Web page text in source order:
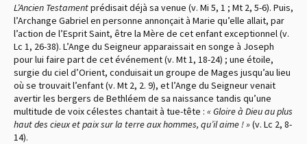
L’Ancien Testamentprédisait déjà sa venue (v. Mi 5, 1 ; Mt 2, 5-6). Puis,
l’Archange Gabriel en personne annonçait à Marie qu’elle allait, par
l’action de l’Esprit Saint, être la Mère de cet enfant exceptionnel (v.
Lc 1, 26-38). L’Ange du Seigneur apparaissait en songe à Joseph
pour lui faire part de cet événement(v. Mt 1, 18-24) ; une étoile,
surgie du ciel d’Orient, conduisait un groupe de Mages jusqu’au lieu
où se trouvait l’enfant(v. Mt 2, 2. 9), et l’Ange du Seigneur venait
avertir les bergers de Bethléem de sa naissance tandis qu’une
multitude de voix célestes chantait à tue-tête : « Gloire à Dieu au plus
haut des cieux et paix sur la terre aux hommes, qu’il aime ! »(v. Lc 2, 8-
14).